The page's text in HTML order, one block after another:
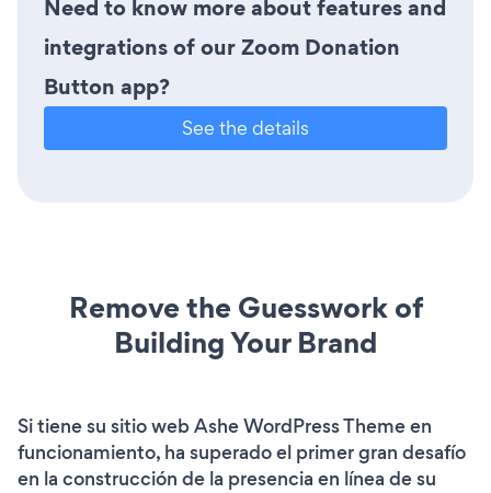
Need to know more about features and
integrations of our Zoom Donation
Button app?
See the details
Remove the Guesswork of
Building Your Brand
Si tiene su sitio web Ashe WordPress Theme en
funcionamiento, ha superado el primer gran desafío
en la construcción de la presencia en línea de su